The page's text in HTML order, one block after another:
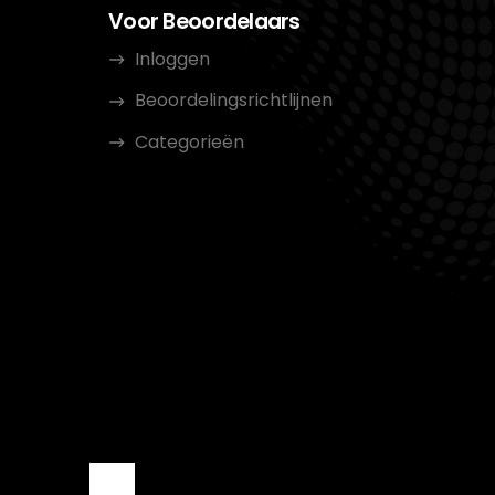
Voor Beoordelaars
Inloggen
Beoordelingsrichtlijnen
Categorieën